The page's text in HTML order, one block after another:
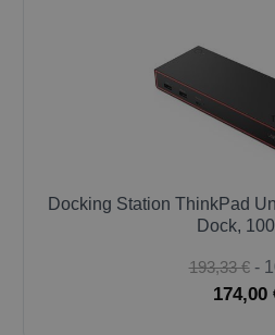
Docking Station ThinkPad
Dock,
193,33 € -
174,00